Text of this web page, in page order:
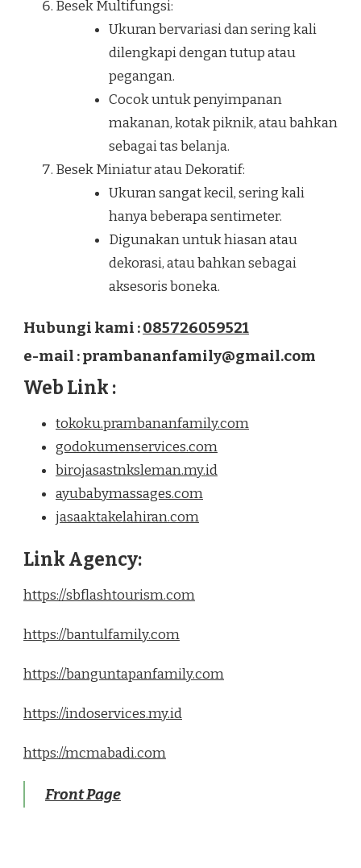
Besek Multifungsi:
Ukuran bervariasi dan sering kali
dilengkapi dengan tutup atau
pegangan.
Cocok untuk penyimpanan
makanan, kotak piknik, atau bahkan
sebagai tas belanja.
Besek Miniatur atau Dekoratif:
Ukuran sangat kecil, sering kali
hanya beberapa sentimeter.
Digunakan untuk hiasan atau
dekorasi, atau bahkan sebagai
aksesoris boneka.
Hubungi kami :085726059521
e-mail : prambananfamily@gmail.com
Web Link :
tokoku.prambananfamily.com
godokumenservices.com
birojasastnksleman.my.id
ayubabymassages.com
jasaaktakelahiran.com
Link Agency:
https://sbflashtourism.com
https://bantulfamily.com
https://banguntapanfamily.com
https://indoservices.my.id
https://mcmabadi.com
Front Page